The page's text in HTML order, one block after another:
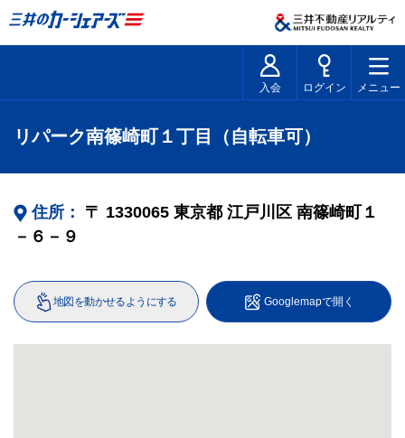
入会 ログイン メニュー
リパーク南篠崎町１丁目（自転車可）
住所： 〒 1330065 東京都 江戸川区 南篠崎町１
－６－９
地図を動かせるようにする Googlemapで開く